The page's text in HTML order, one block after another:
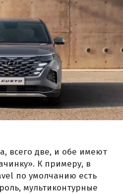
всего две, и обе имеют
К примеру, в
по умолчанию есть
мультиконтурные